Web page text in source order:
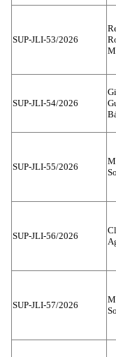
SUP-JLI-53/2026
SUP-JLI-54/2026
SUP-JLI-55/2026
SUP-JLI-56/2026
SUP-JLI-57/2026